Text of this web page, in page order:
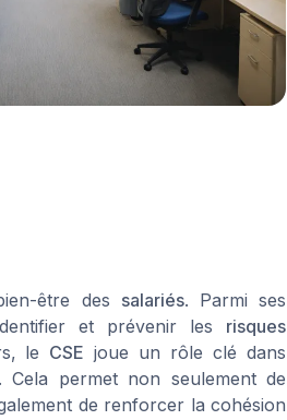
être des salariés. Parmi ses
et prévenir les risques
le CSE joue un rôle clé dans
. Cela permet non seulement de
de renforcer la cohésion